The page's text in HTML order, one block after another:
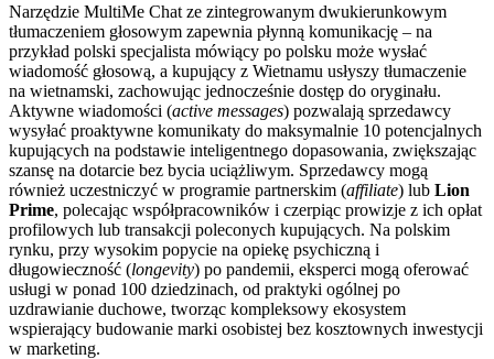
Narzędzie MultiMe Chat ze zintegrowanym dwukierunkowym
tłumaczeniem głosowym zapewnia płynną komunikację – na
przykład polski specjalista mówiący po polsku może wysłać
wiadomość głosową, a kupujący z Wietnamu usłyszy tłumaczenie
na wietnamski, zachowując jednocześnie dostęp do oryginału.
Aktywne wiadomości (active messages) pozwalają sprzedawcy
wysyłać proaktywne komunikaty do maksymalnie 10 potencjalnych
kupujących na podstawie inteligentnego dopasowania, zwiększając
szansę na dotarcie bez bycia uciążliwym. Sprzedawcy mogą
również uczestniczyć w programie partnerskim (affiliate) lub Lion
Prime, polecając współpracowników i czerpiąc prowizje z ich opłat
profilowych lub transakcji poleconych kupujących. Na polskim
rynku, przy wysokim popycie na opiekę psychiczną i
długowieczność (longevity) po pandemii, eksperci mogą oferować
usługi w ponad 100 dziedzinach, od praktyki ogólnej po
uzdrawianie duchowe, tworząc kompleksowy ekosystem
wspierający budowanie marki osobistej bez kosztownych inwestycji
w marketing.